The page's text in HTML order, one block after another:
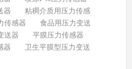
器
粘稠介质用压力传感
传感器
食品用压力变送
送器
平膜压力传感器
器
卫生平膜型压力变送